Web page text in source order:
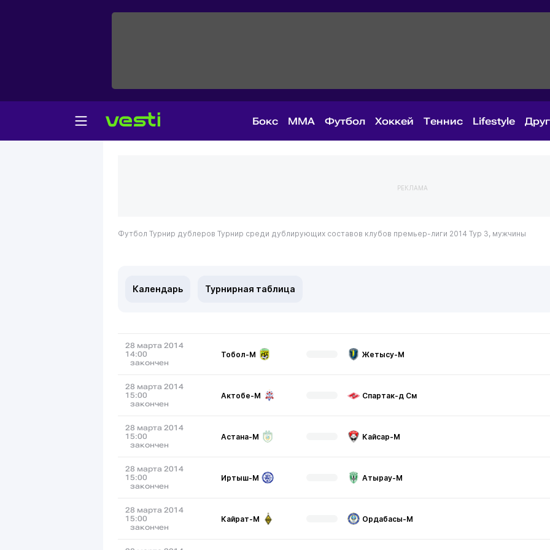
Бокс MMA Футбол Хоккей Теннис Lifestyle
РЕКЛАМА
Футбол Турнир дублеров Турнир среди дублирующих составов клубов премьер-лиги 2014 Тур 3, мужчины
Календарь Турнирная таблица
28 марта 2014
14:00
закончен
Тобол-М Жетысу-М
28 марта 2014
15:00
закончен
Актобе-М Спартак-д См
28 марта 2014
15:00
закончен
Астана-М Кайсар-М
28 марта 2014
15:00
закончен
Иртыш-М Атырау-М
28 марта 2014
15:00
закончен
Кайрат-М Ордабасы-М